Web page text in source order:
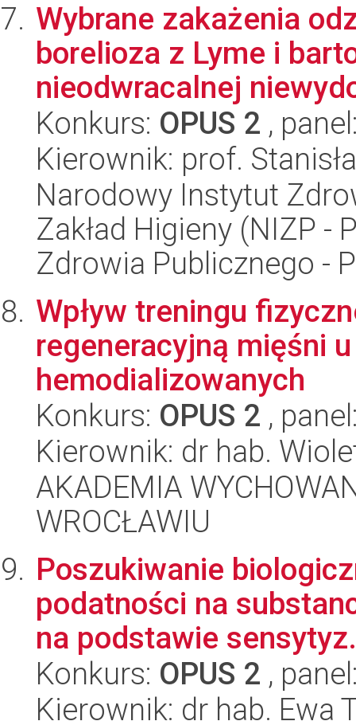
Wybrane zakażenia
borelioza z Lyme i
nieodwracalnej
Konkurs: OPUS 2 ,
Kierownik: prof.
Narodowy Instytut
Zakład Higieny (NIZP -
Zdrowia Publicznego -
Wpływ treningu
regeneracyjną mięśni
hemodializowanych
Konkurs: OPUS 2 ,
Kierownik: dr hab.
AKADEMIA
WROCŁAWIU
Poszukiwanie
podatności na
na podstawie
Konkurs: OPUS 2 ,
Kierownik: dr hab. Ewa